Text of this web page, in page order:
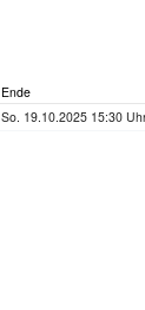
Ende
So. 19.10.2025 15:30